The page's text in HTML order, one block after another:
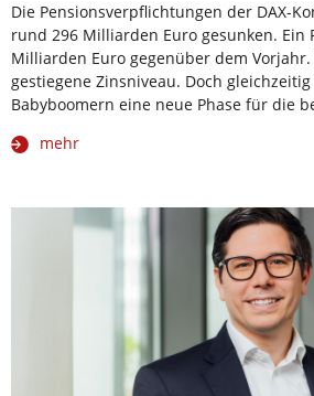
Die Pensionsverpflichtungen der DAX-
rund 296 Milliarden Euro gesunken. Ein
Milliarden Euro gegenüber dem
gestiegene Zinsniveau. Doch
Babyboomern eine neue Phase für die
mehr